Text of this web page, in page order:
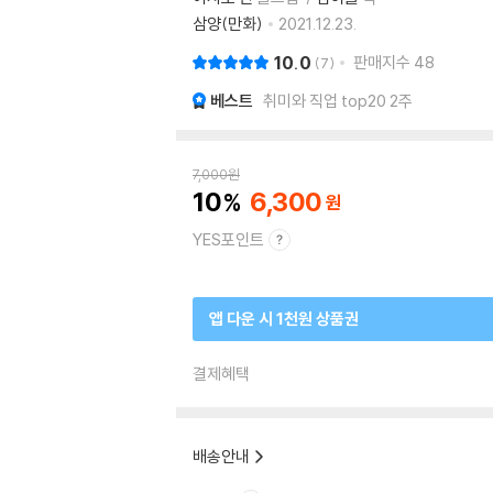
삼양(만화)
2021.12.23.
10.0 7 판매지수 48
베스트 취미와 직업 top20 2주
7,000원
10 6,300
YES포인트
앱 다운 시 1천원 상품권
결제혜택
배송안내